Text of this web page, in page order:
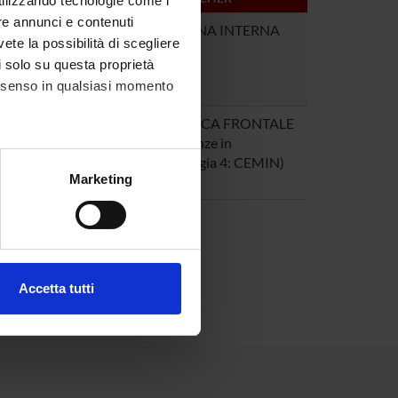
annunci e contenuti
la possibilità di scegliere
su questa proprietà
in qualsiasi momento
metro,Marketing
Accetta tutti
2 MEDICINA INTERNA
DIDATTICA FRONTALE
(Emergenze in
Cardiologia 4: CEMIN)